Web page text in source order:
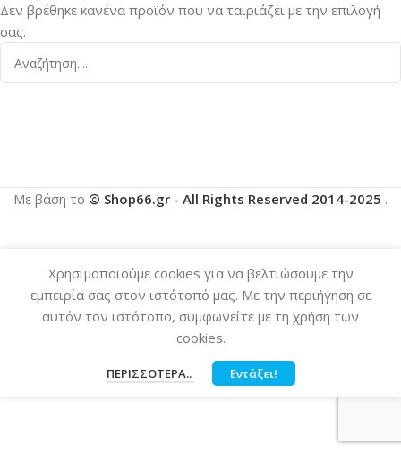
Δεν βρέθηκε κανένα προϊόν που να ταιριάζει με την επιλογή
σας.
Με βάση το © Shop66.gr - All Rights Reserved 2014-2025 .
Χρησιμοποιούμε cookies για να βελτιώσουμε την
εμπειρία σας στον ιστότοπό μας. Με την περιήγηση σε
αυτόν τον ιστότοπο, συμφωνείτε με τη χρήση των
cookies.
ΠΕΡΙΣΣΌΤΕΡΑ.. Εντάξει!